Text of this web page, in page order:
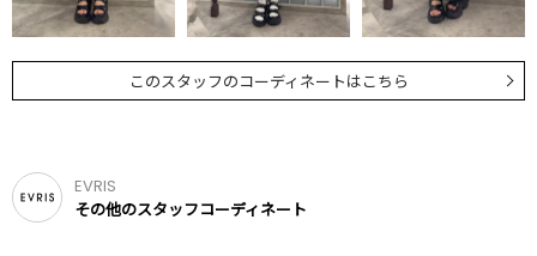
このスタッフのコーディネートはこちら
EVRIS
その他のスタッフコーディネート